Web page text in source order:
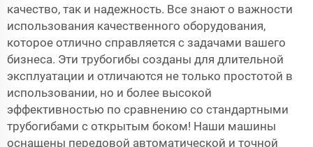
качество, так и надежность. Все знают о важности
использования качественного оборудования,
которое отлично справляется с задачами вашего
бизнеса. Эти трубогибы созданы для длительной
эксплуатации и отличаются не только простотой в
использовании, но и более высокой
эффективностью по сравнению со стандартными
трубогибами с открытым боком! Наши машины
оснащены передовой автоматической и точной